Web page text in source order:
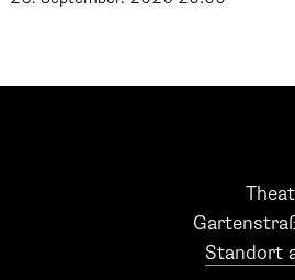
Standort